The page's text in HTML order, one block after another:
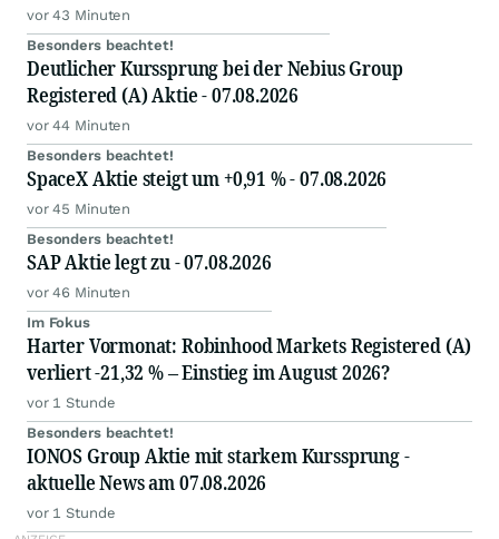
vor 43 Minuten
Besonders beachtet!
Deutlicher Kurssprung bei der Nebius Group
Registered (A) Aktie - 07.08.2026
vor 44 Minuten
Besonders beachtet!
SpaceX Aktie steigt um +0,91 % - 07.08.2026
vor 45 Minuten
Besonders beachtet!
SAP Aktie legt zu - 07.08.2026
vor 46 Minuten
Im Fokus
Harter Vormonat: Robinhood Markets Registered (A)
verliert -21,32 % – Einstieg im August 2026?
vor 1 Stunde
Besonders beachtet!
IONOS Group Aktie mit starkem Kurssprung -
aktuelle News am 07.08.2026
vor 1 Stunde